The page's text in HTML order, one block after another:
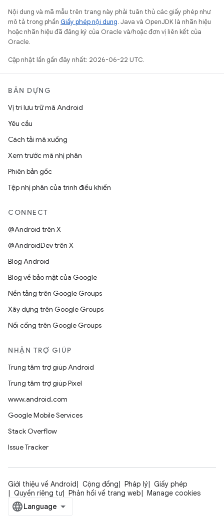
Nội dung và mã mẫu trên trang này phải tuân thủ các giấy phép như
mô tả trong phần Giấy phép nội dung. Java và OpenJDK là nhãn hiệu
hoặc nhãn hiệu đã đăng ký của Oracle và/hoặc đơn vị liên kết của
Oracle.
Cập nhật lần gần đây nhất: 2026-06-22 UTC.
BẢN DỰNG
Vị trí lưu trữ mã Android
Yêu cầu
Cách tải mã xuống
Xem trước mã nhị phân
Phiên bản gốc
Tệp nhị phân của trình điều khiển
CONNECT
@Android trên X
@AndroidDev trên X
Blog Android
Blog về bảo mật của Google
Nền tảng trên Google Groups
Xây dựng trên Google Groups
Nối cổng trên Google Groups
NHẬN TRỢ GIÚP
Trung tâm trợ giúp Android
Trung tâm trợ giúp Pixel
www.android.com
Google Mobile Services
Stack Overflow
Issue Tracker
Giới thiệu về Android Cộng đồng Pháp lý
Giấy phép
Quyền riêng tư
Phản hồi về trang web Manage cookies